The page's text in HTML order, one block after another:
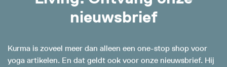
nieuwsbrief
Kurma is zoveel meer dan alleen een one-stop shop voor
yoga artikelen. En dat geldt ook voor onze nieuwsbrief. Hij